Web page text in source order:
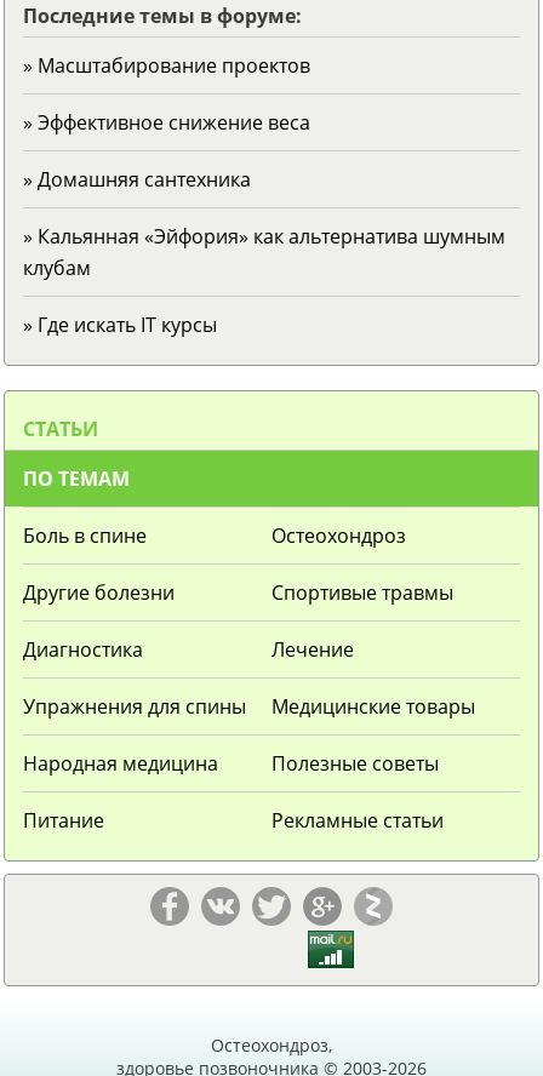
Последние темы в форуме:
» Масштабирование проектов
» Эффективное снижение веса
» Домашняя сантехника
» Кальянная «Эйфория» как альтернатива шумным
клубам
» Где искать IT курсы
СТАТЬИ
ПО ТЕМАМ
Боль в спине Остеохондроз
Другие болезни Спортивые травмы
Диагностика Лечение
Упражнения для спины Медицинские товары
Народная медицина Полезные советы
Питание Рекламные статьи
Остеохондроз,
здоровье позвоночника © 2003-2026